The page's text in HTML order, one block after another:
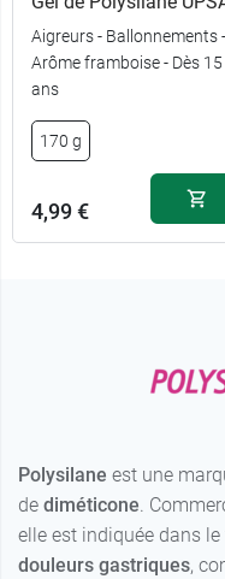
Aigreurs - Ballonnements -
Arôme framboise - Dès 15
ans
170 g
4,99 €
Polysilane est une
de diméticone.
elle est indiquée dans
douleurs gastriques,